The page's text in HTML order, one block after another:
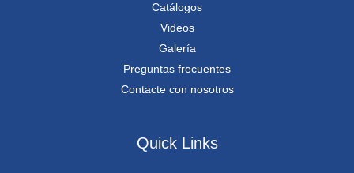
Catálogos
Videos
Galería
Preguntas frecuentes
Contacte con nosotros
Quick Links